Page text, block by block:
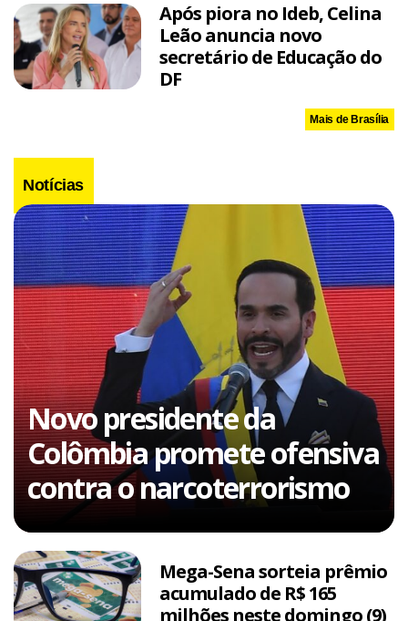
Após piora no Ideb, Celina
Leão anuncia novo
secretário de Educação do
DF
Mais de Brasília
Notícias
Novo presidente da
Colômbia promete ofensiva
contra o narcoterrorismo
Mega-Sena sorteia prêmio
acumulado de R$ 165
milhões neste domingo (9)